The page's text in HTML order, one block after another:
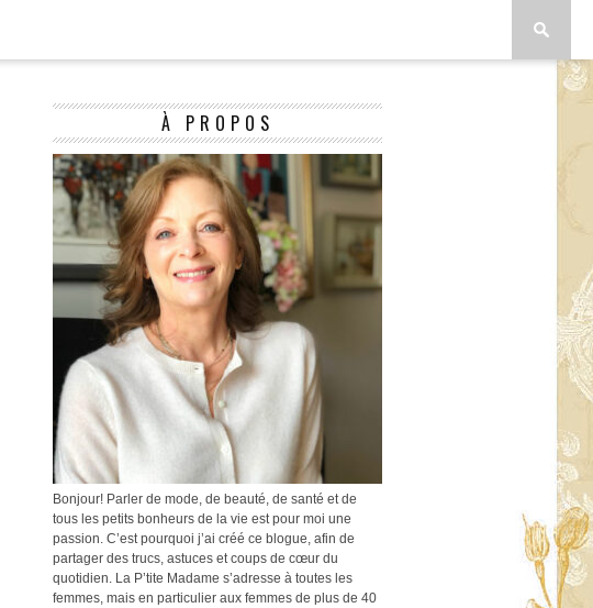
À PROPOS
Bonjour! Parler de mode, de beauté, de santé et de
tous les petits bonheurs de la vie est pour moi une
passion. C’est pourquoi j’ai créé ce blogue, afin de
partager des trucs, astuces et coups de cœur du
quotidien. La P’tite Madame s’adresse à toutes les
femmes, mais en particulier aux femmes de plus de 40